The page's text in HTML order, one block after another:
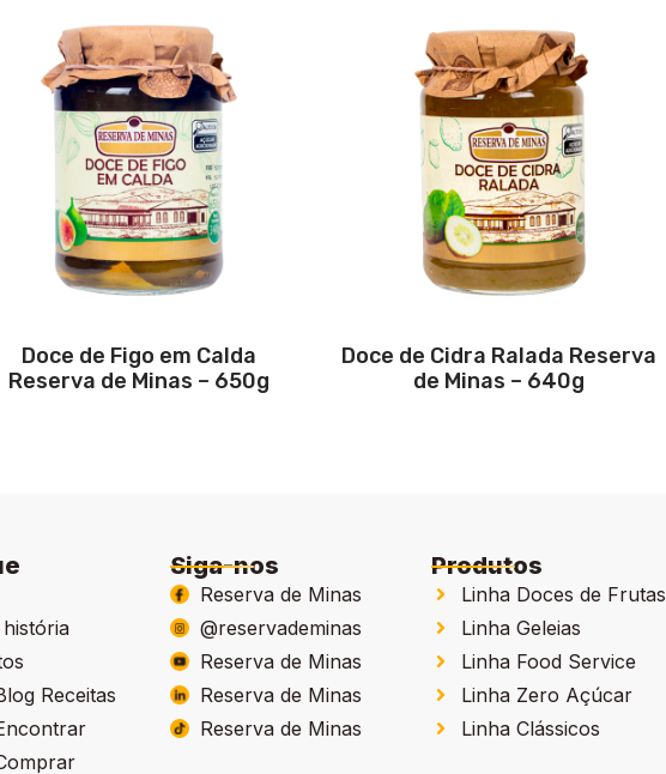
Doce de Figo em Calda
Reserva de Minas – 650g
Doce de Cidra Ralada Reserva
de Minas – 640g
Receitas
Siga-nos
Reserva de Minas
@reservademinas
Reserva de Minas
Reserva de Minas
Reserva de Minas
Produtos
Linha Doces de Frutas
Linha Geleias
Linha Food Service
Linha Zero Açúcar
Linha Clássicos